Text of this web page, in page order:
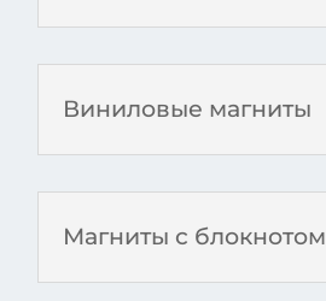
Виниловые магниты
Магниты с блокнотом